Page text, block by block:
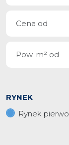
RYNEK
Rynek